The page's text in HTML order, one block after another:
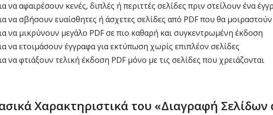
να αφαιρέσουν κενές, διπλές ή περιττές σελίδες πριν στείλουν ένα
να σβήσουν ευαίσθητες ή άσχετες σελίδες από PDF που θα μοιραστούν
να μικρύνουν μεγάλο PDF σε πιο καθαρή και συγκεντρωμένη έκδοση
να ετοιμάσουν έγγραφα για εκτύπωση χωρίς επιπλέον σελίδες
να φτιάξουν τελική έκδοση PDF μόνο με τις σελίδες που χρειάζονται
Χαρακτηριστικά του «Διαγραφή Σελίδων